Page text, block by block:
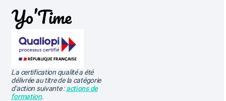
La certification qualité a été
délivrée au titre de la catégorie
d'action suivante :actions de
formation.